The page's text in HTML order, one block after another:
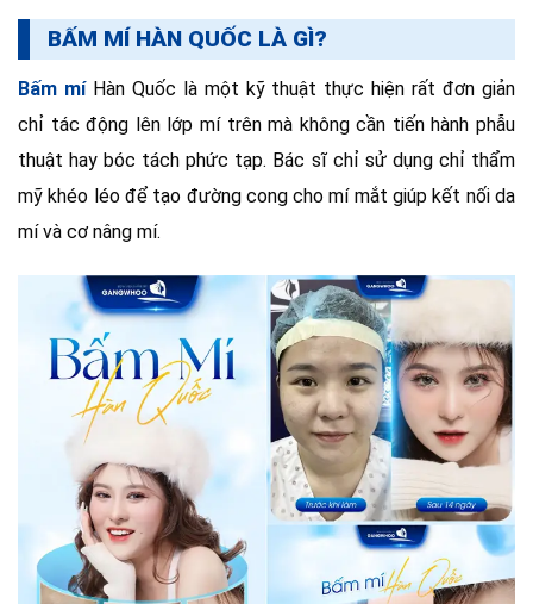
BẤM MÍ HÀN QUỐC LÀ GÌ?
Bấm míHàn Quốc là một kỹ thuật thực hiện rất đơn giản
chỉ tác động lên lớp mí trên mà không cần tiến hành phẫu
thuật hay bóc tách phức tạp. Bác sĩ chỉ sử dụng chỉ thẩm
mỹ khéo léo để tạo đường cong cho mí mắt giúp kết nối da
mí và cơ nâng mí.